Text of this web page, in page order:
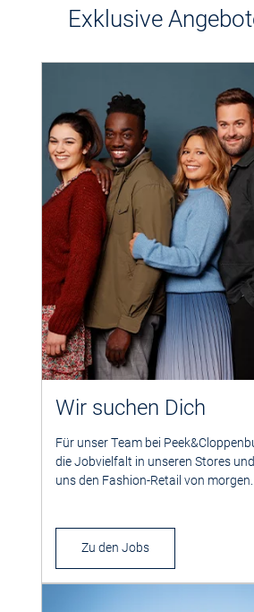
Exklusive
Wir suchen Dich
Für unser Team bei
die Jobvielfalt in unseren Stores
uns den Fashion-Retail von morgen.
Zu den Jobs